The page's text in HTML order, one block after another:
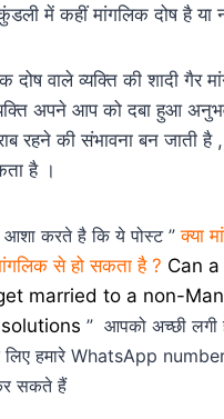
में कहीं मांगलिक दोष है या
दोष वाले व्यक्ति की शादी गैर
अपने आप को दबा हुआ
रहने की संभावना बन जाती
है ।
आशा करते है कि ये पोस्ट ”क्या
से हो सकता है ? Can
married to a non-
” आपको अच्छी लगी
लिए हमारे WhatsApp
सकते हैं